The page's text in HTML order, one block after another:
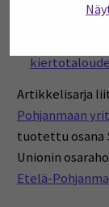
Artikkelisarja
Pohjanmaan
tuotettu osana
Unionin
Etelä-